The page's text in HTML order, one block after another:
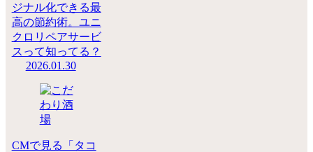
ジナル化できる最
高の節約術。ユニ
クロリペアサービ
スって知ってる？
2026.01.30
CMで見る「タコ